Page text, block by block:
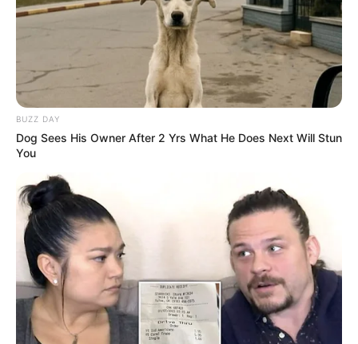
BUZZ DAY
Dog Sees His Owner After 2 Yrs What He Does Next Will Stun
You